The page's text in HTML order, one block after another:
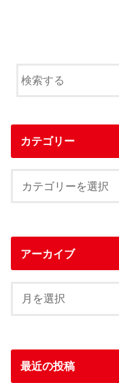
カテゴリー
アーカイブ
最近の投稿